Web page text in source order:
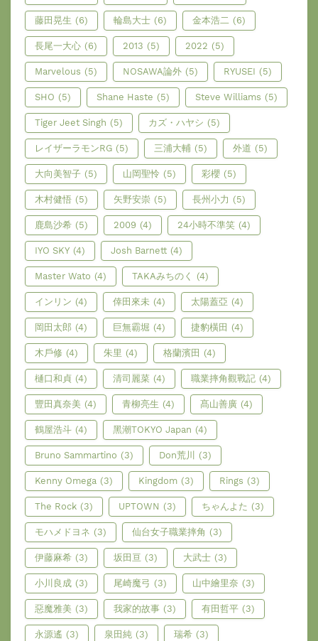
藤田晃生 (6) 輪島大士 (6) 金本浩二 (6)
長尾一大心 (6) 2013 (5) 2022 (5)
Marvelous (5) NOSAWA論外 (5) RYUSEI (5)
SHO (5) Shane Haste (5) Steve Williams (5)
Tiger Jeet Singh (5) カズ・ハヤシ (5)
レイザーラモンRG (5) 三浦大輔 (5) 外道 (5)
大向美智子 (5) 山岡聖怜 (5) 彩櫻 (5)
木村健悟 (5) 矢野安崇 (5) 長州小力 (5)
鹿島沙希 (5) 2009 (4) 24小時不準笑 (4)
IYO SKY (4) Josh Barnett (4)
Master Wato (4) TAKAみちのく (4)
インリン (4) 倖田來未 (4) 太陽蓋亞 (4)
岡田太郎 (4) 巨無霸堀 (4) 捷豹橫田 (4)
木戶修 (4) 朱里 (4) 格蘭濱田 (4)
樋口和貞 (4) 清司麗菜 (4) 職業摔角觀戰記 (4)
豐田真奈美 (4) 青柳亮生 (4) 髙山善廣 (4)
鶴屋浩斗 (4) 黑潮TOKYO Japan (4)
Bruno Sammartino (3) Don荒川 (3)
Kenny Omega (3) Kingdom (3) Rings (3)
The Rock (3) UPTOWN (3) ちゃんよた (3)
モハメドヨネ (3) 仙台女子職業摔角 (3)
伊藤麻希 (3) 坂田亘 (3) 大武士 (3)
小川良成 (3) 尾崎魔弓 (3) 山中繪里奈 (3)
惡魔雅美 (3) 我家的故事 (3) 有田哲平 (3)
永源遙 (3) 泉田純 (3) 瑞希 (3)